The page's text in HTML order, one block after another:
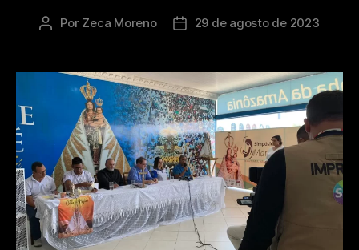
Por Zeca Moreno 29 de agosto de 2023